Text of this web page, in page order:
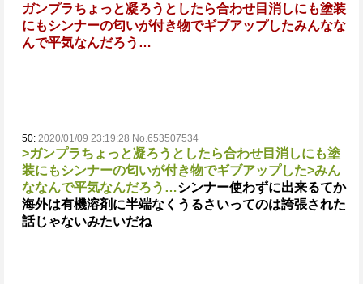
ガンプラちょっと凝ろうとしたら合わせ目消しにも塗装
にもシンナーの匂いが付き物でギブアップしたみんなな
んで平気なんだろう…
50: 2020/01/09 23:19:28 No.653507534
>ガンプラちょっと凝ろうとしたら合わせ目消しにも塗
装にもシンナーの匂いが付き物でギブアップした>みん
ななんで平気なんだろう…シンナー使わずに出来るてか
海外は有機溶剤に半端なくうるさいってのは誇張された
話じゃないみたいだね